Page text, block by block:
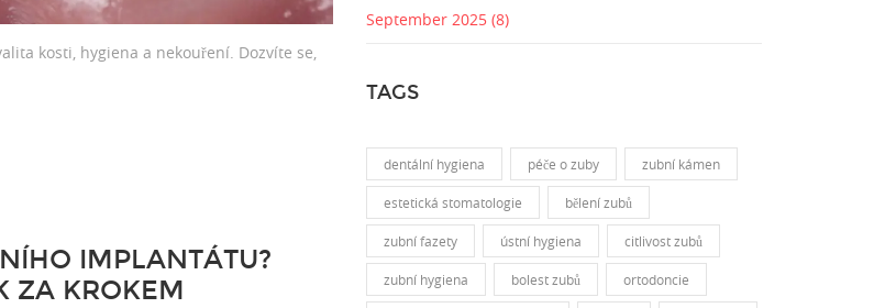
kosti, hygiena a nekouření. Dozvíte se,
IMPLANTÁTU?
ZA KROKEM
September 2025 (8)
TAGS
dentální hygiena péče o zuby zubní kámen
estetická stomatologie bělení zubů
zubní fazety ústní hygiena citlivost zubů
zubní hygiena bolest zubů ortodoncie